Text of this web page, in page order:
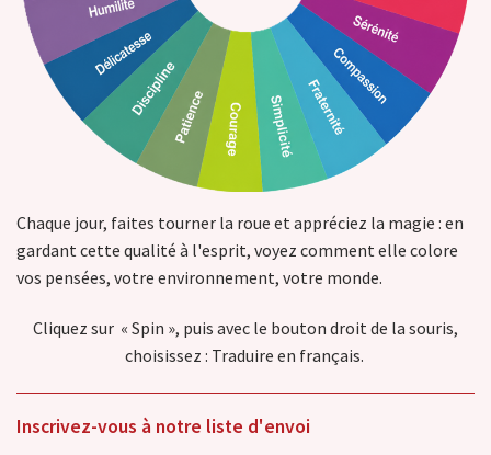
Chaque jour, faites tourner la roue et appréciez la magie : en
gardant cette qualité à l'esprit, voyez comment elle colore
vos pensées, votre environnement, votre monde.
Cliquez sur « Spin », puis avec le bouton droit de la souris,
choisissez : Traduire en français.
Inscrivez-vous à notre liste d'envoi